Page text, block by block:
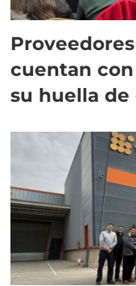
cuentan
su huella de